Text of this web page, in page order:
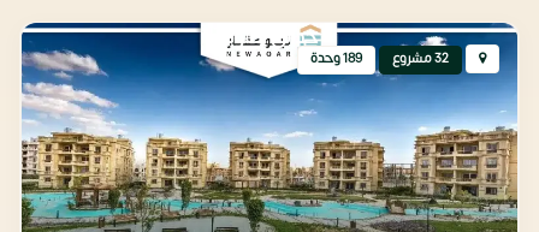
32 مشروع 189 وحدة
حدائق أكتوبر